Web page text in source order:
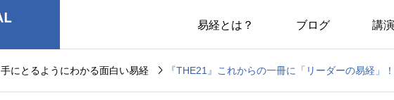
易経とは？ ブログ 講
手にとるようにわかる面白い易経 